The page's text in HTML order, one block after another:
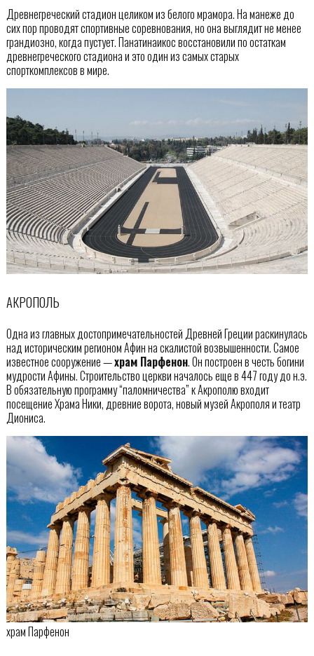
Древнегреческий стадион целиком из белого мрамора. На манеже до
сих пор проводят спортивные соревнования, но она выглядит не менее
грандиозно, когда пустует. Панатинаикос восстановили по остаткам
древнегреческого стадиона и это один из самых старых
спорткомплексов в мире.
АКРОПОЛЬ
Одна из главных достопримечательностей Древней Греции раскинулась
над историческим регионом Афин на скалистой возвышенности. Самое
известное сооружение —храм Парфенон. Он построен в честь богини
мудрости Афины. Строительство церкви началось еще в 447 году до н.э.
В обязательную программу “паломничества” к Акрополю входит
посещение Храма Ники, древние ворота, новый музей Акрополя и театр
Диониса.
храм Парфенон